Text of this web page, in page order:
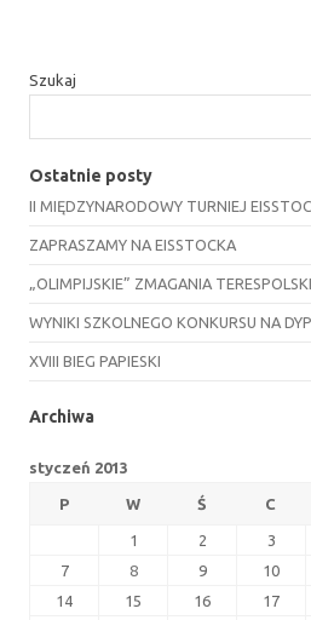
Szukaj
Ostatnie posty
II MIĘDZYNARODOWY TURNIEJ
ZAPRASZAMY NA EISSTOCKA
„OLIMPIJSKIE” ZMAGANIA
WYNIKI SZKOLNEGO KONKURSU NA
XVIII BIEG PAPIESKI
Archiwa
styczeń 2013
P W Ś C
1 2 3
7
8 9 10
14
15 16 17